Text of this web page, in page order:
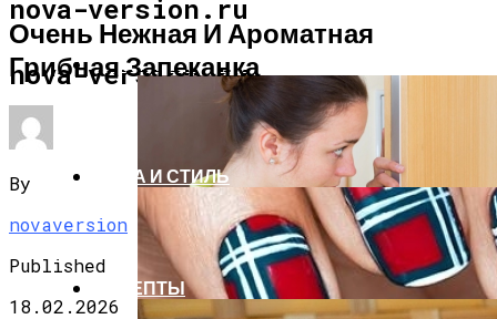
nova-version.ru
nova-version.ru
ИНТЕРЕСНОЕ И ПОЗНАВАТЕЛЬНОЕ
МОДА И СТИЛЬ
РЕЦЕПТЫ
Очень Нежная И Ароматная
Грибная Запеканка
By
novaversion
Published
18.02.2026